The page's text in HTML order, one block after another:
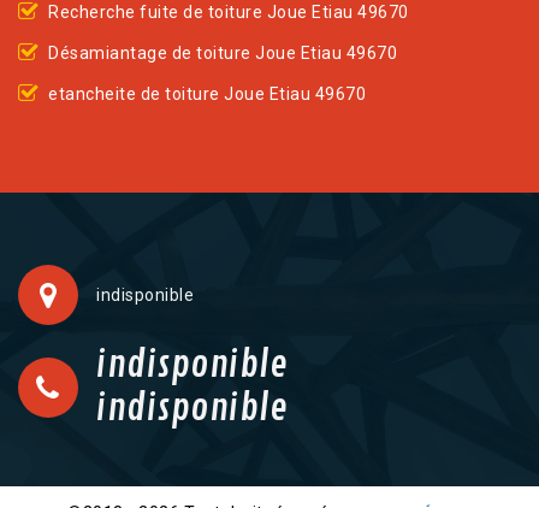
Recherche fuite de toiture Joue Etiau 49670
Désamiantage de toiture Joue Etiau 49670
etancheite de toiture Joue Etiau 49670
indisponible
indisponible
indisponible